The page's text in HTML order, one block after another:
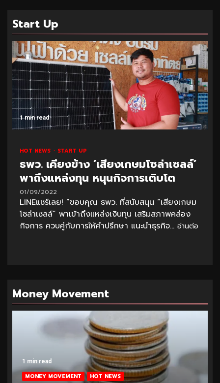
Start Up
1 min read
HOT NEWS START UP
ธพว. เคียงข้าง ‘เสียงเกษมโซล่าเซลล์’
พาถึงแหล่งทุน หนุนกิจการเติบโต
01/09/2022
LINEแชร์เลย! “ขอบคุณ ธพว. ที่สนับสนุน “เสียงเกษม
โซล่าเซลล์” พาเข้าถึงแหล่งเงินทุน เสริมสภาพคล่อง
กิจการ ควบคู่กับการให้คำปรึกษา แนะนำธุรกิจ... อ่านต่อ
Money Movement
1 min read
MONEY MOVEMENT HOT NEWS